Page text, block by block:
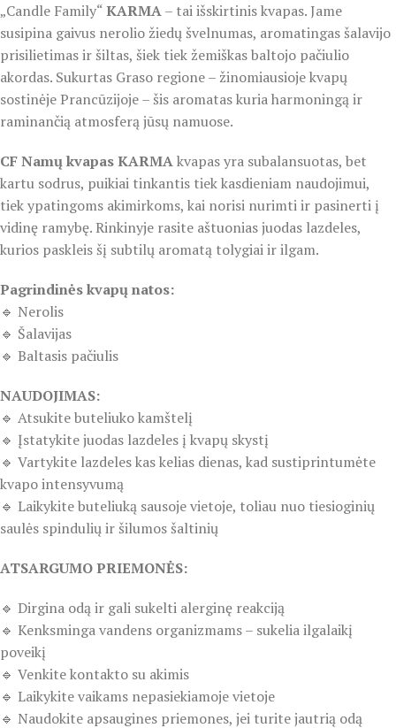
„Candle Family“KARMA– tai išskirtinis kvapas. Jame
susipina gaivus nerolio žiedų švelnumas, aromatingas šalavijo
prisilietimas ir šiltas, šiek tiek žemiškas baltojo pačiulio
akordas. Sukurtas Graso regione – žinomiausioje kvapų
sostinėje Prancūzijoje – šis aromatas kuria harmoningą ir
raminančią atmosferą jūsų namuose.
CF Namų kvapas KARMAkvapas yra subalansuotas, bet
kartu sodrus, puikiai tinkantis tiek kasdieniam naudojimui,
tiek ypatingoms akimirkoms, kai norisi nurimti ir pasinerti į
vidinę ramybę. Rinkinyje rasite aštuonias juodas lazdeles,
kurios paskleis šį subtilų aromatą tolygiai ir ilgam.
Pagrindinės kvapų natos:
🔹 Nerolis
🔹 Šalavijas
🔹 Baltasis pačiulis
NAUDOJIMAS:
🔹 Atsukite buteliuko kamštelį
🔹 Įstatykite juodas lazdeles į kvapų skystį
🔹 Vartykite lazdeles kas kelias dienas, kad sustiprintumėte
kvapo intensyvumą
🔹 Laikykite buteliuką sausoje vietoje, toliau nuo tiesioginių
saulės spindulių ir šilumos šaltinių
ATSARGUMO PRIEMONĖS:
🔹 Dirgina odą ir gali sukelti alerginę reakciją
🔹 Kenksminga vandens organizmams – sukelia ilgalaikį
poveikį
🔹 Venkite kontakto su akimis
🔹 Laikykite vaikams nepasiekiamoje vietoje
🔹 Naudokite apsaugines priemones, jei turite jautrią odą